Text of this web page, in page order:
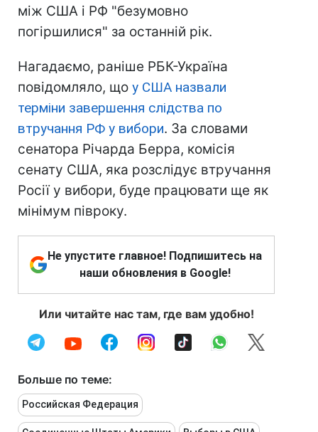
між США і РФ "безумовно
погіршилися" за останній рік.
Нагадаємо, раніше РБК-Україна
повідомляло, що у США назвали
терміни завершення слідства по
втручання РФ у вибори. За словами
сенатора Річарда Берра, комісія
сенату США, яка розслідує втручання
Росії у вибори, буде працювати ще як
мінімум півроку.
Не упустите главное! Подпишитесь на
наши обновления в Google!
Или читайте нас там, где вам удобно!
Больше по теме:
Российская Федерация